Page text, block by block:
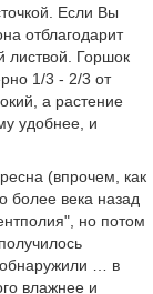
Если Вы
отблагодарит
листвой. Горшок
1/3 - 2/3 от
а растение
удобнее, и
(впрочем, как
более века назад
но потом
обнаружили … в
влажнее и